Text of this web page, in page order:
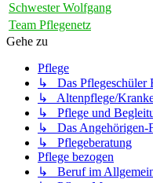
Schwester Wolfgang
Team Pflegenetz
Gehe zu
Pflege
↳ Das Pflegeschüler
↳ Altenpflege/
↳ Pflege und
↳ Das Angehörigen-
↳ Pflegeberatung
Pflege bezogen
↳ Beruf im